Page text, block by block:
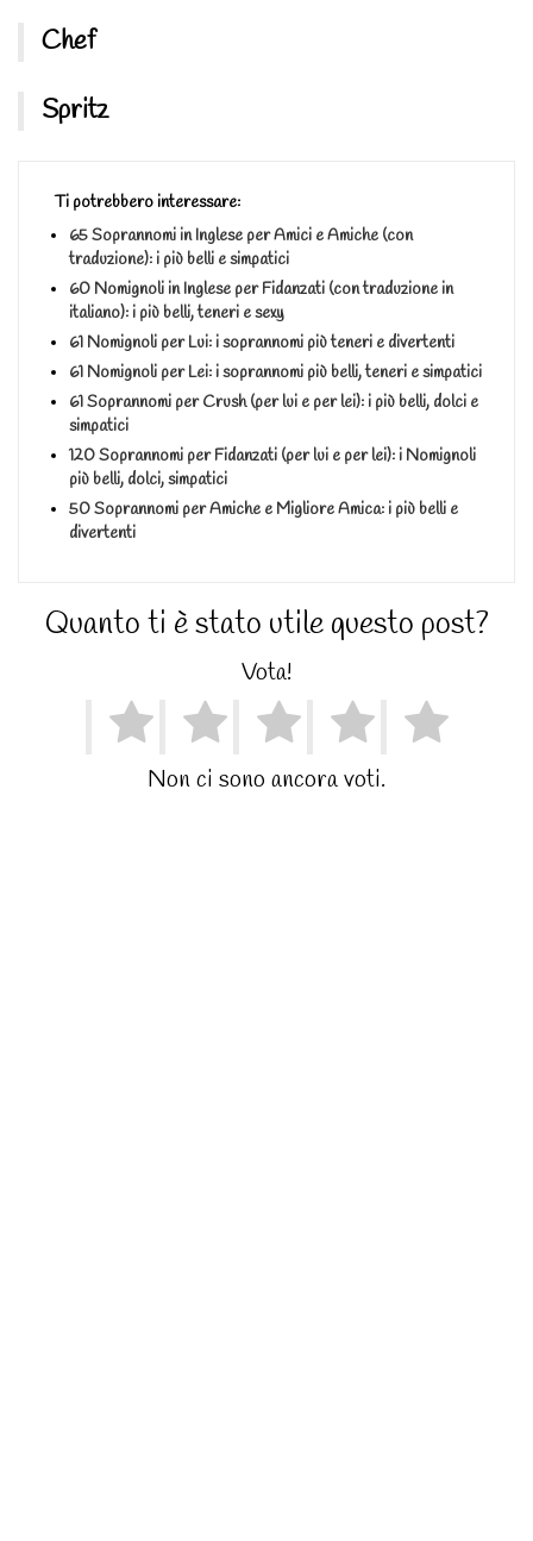
Chef
Spritz
Ti potrebbero interessare:
65 Soprannomi in Inglese per Amici e Amiche (con
traduzione): i più belli e simpatici
60 Nomignoli in Inglese per Fidanzati (con traduzione in
italiano): i più belli, teneri e sexy
61 Nomignoli per Lui: i soprannomi più teneri e divertenti
61 Nomignoli per Lei: i soprannomi più belli, teneri e simpatici
61 Soprannomi per Crush (per lui e per lei): i più belli, dolci e
simpatici
120 Soprannomi per Fidanzati (per lui e per lei): i Nomignoli
più belli, dolci, simpatici
50 Soprannomi per Amiche e Migliore Amica: i più belli e
divertenti
Quanto ti è stato utile questo post?
Vota!
Non ci sono ancora voti.